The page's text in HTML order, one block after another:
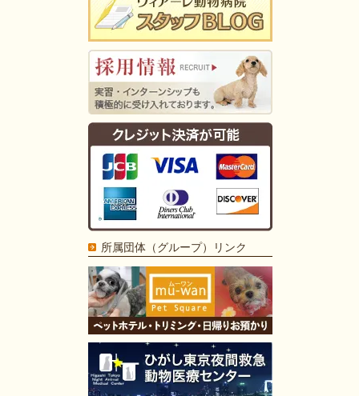
所属団体（グループ）リンク